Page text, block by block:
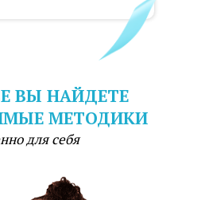
ВЫ НАЙДЕТЕ
МЕТОДИКИ
для себя